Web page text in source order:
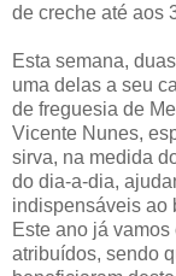
de creche até aos
Esta semana,
uma delas a seu
de freguesia de
Vicente Nunes,
sirva, na medida
do dia-a-dia,
indispensáveis ao
Este ano já
atribuídos, sendo